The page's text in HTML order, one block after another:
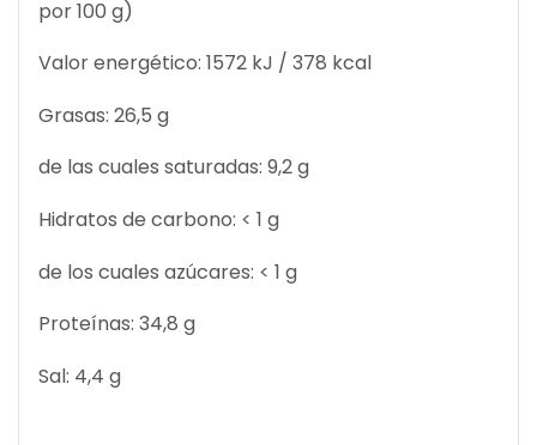
por 100 g)
Valor energético: 1572 kJ / 378 kcal
Grasas: 26,5 g
de las cuales saturadas: 9,2 g
Hidratos de carbono: < 1 g
de los cuales azúcares: < 1 g
Proteínas: 34,8 g
Sal: 4,4 g